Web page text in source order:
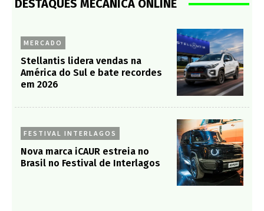
DESTAQUES MECÂNICA ONLINE
MERCADO
Stellantis lidera vendas na
América do Sul e bate recordes
em 2026
FESTIVAL INTERLAGOS
Nova marca iCAUR estreia no
Brasil no Festival de Interlagos